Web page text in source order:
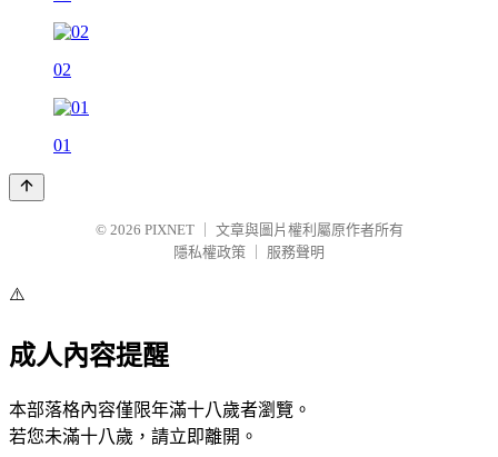
02
01
© 2026 PIXNET
文章與圖片權利屬原作者所有
隱私權政策
服務聲明
⚠️
成人內容提醒
本部落格內容僅限年滿十八歲者瀏覽。
若您未滿十八歲，請立即離開。